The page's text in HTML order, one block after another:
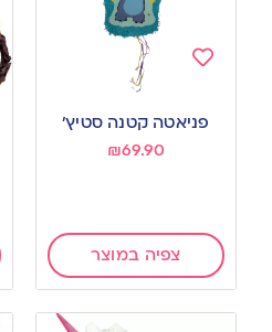
to
wishlist
פניאטה קטנה סטיץ’
₪69.90
צפיה במוצר